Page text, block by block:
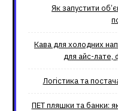
Як запустити
Кава для холодних
для айс-лате,
Логістика та
ПЕТ пляшки та банки: